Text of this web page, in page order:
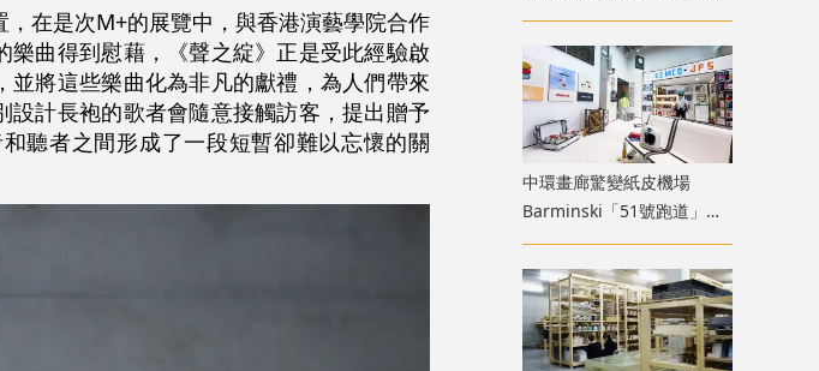
在是次M+的展覽中， 與香港演藝學院合作
曲得到慰藉，《聲之綻》正是受此經驗啟
將這些樂曲化為非凡的獻禮，為人們帶來
計長袍的歌者會隨意接觸訪客，提出贈予
聽者之間形成了一段短暫卻難以忘懷的關
膽大」生命力
中環畫廊驚變紙皮機場
Barminski「51號跑道」用
紙箱建造星際航廈